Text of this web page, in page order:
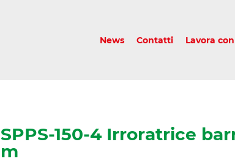
News Contatti Lavora
SPPS-150-4 Irroratrice
m